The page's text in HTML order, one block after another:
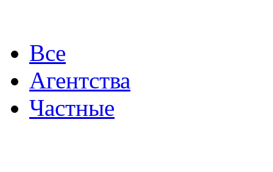
Все
Агентства
Частные